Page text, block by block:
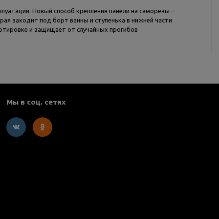
Новый способ крепления панели на саморезы –
заходит под борт ванны и ступенька в нижней части
и защищает от случайных прогибов
Мы в соц. сетях